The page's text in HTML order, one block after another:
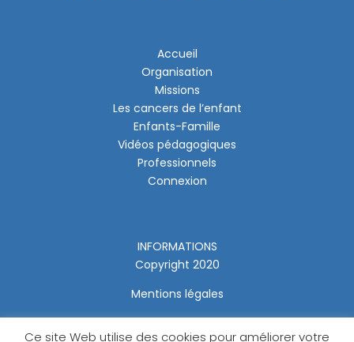
Accueil
Organisation
Missions
Les cancers de l’enfant
Enfants-Famille
Vidéos pédagogiques
Professionnels
Connexion
INFORMATIONS
Copyright 2020
Mentions légales
Ce site Web utilise des cookies pour améliorer votre